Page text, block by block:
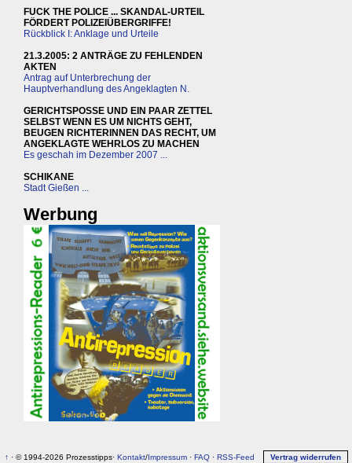
FUCK THE POLICE ... SKANDAL-URTEIL
FÖRDERT POLIZEIÜBERGRIFFE!
Rückblick I: Anklage und Urteile
21.3.2005: 2 ANTRÄGE ZU FEHLENDEN
AKTEN
Antrag auf Unterbrechung der
Hauptverhandlung des Angeklagten N.
GERICHTSPOSSE UND EIN PAAR ZETTEL
SELBST WENN ES UM NICHTS GEHT,
BEUGEN RICHTERINNEN DAS RECHT, UM
ANGEKLAGTE WEHRLOS ZU MACHEN
Es geschah im Dezember 2007 ...
SCHIKANE
Stadt Gießen ...
Werbung
↑ · © 1994-2026 Prozesstipps· Kontakt/Impressum· FAQ· RSS-Feed Vertrag widerrufen